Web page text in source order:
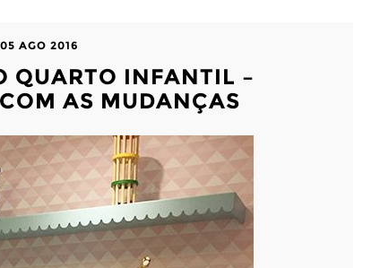
05 AGO 2016
QUARTO INFANTIL –
AS MUDANÇAS